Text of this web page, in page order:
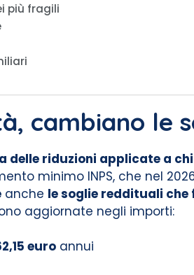
più fragili
cambiano le
delle riduzioni applicate a
minimo INPS, che nel
anche le soglie reddituali
aggiornate negli importi:
euro annui